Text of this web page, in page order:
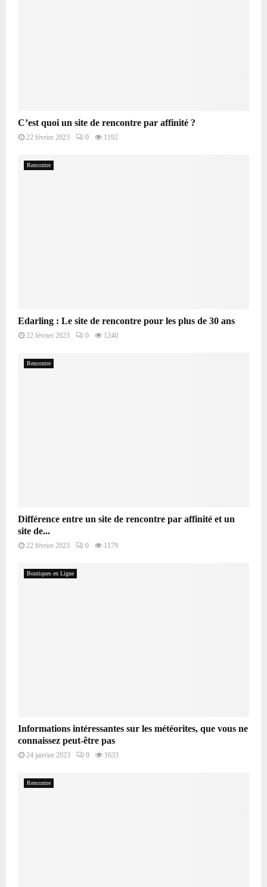
C’est quoi un site de rencontre par affinité ?
22 février 2023 0 1192
Rencontre
Edarling : Le site de rencontre pour les plus de 30 ans
22 février 2023 0 1240
Rencontre
Différence entre un site de rencontre par affinité et un
site de...
22 février 2023 0 1179
Boutiques en Ligne
Informations intéressantes sur les météorites, que vous ne
connaissez peut-être pas
24 janvier 2023 0 1633
Rencontre